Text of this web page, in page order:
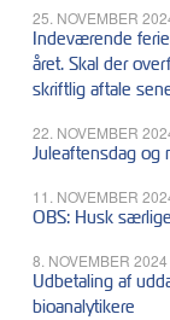
25. NOVEMBER
Indeværende
året. Skal der
skriftlig aftale
22. NOVEMBER
Juleaftensdag og
11. NOVEMBER
OBS: Husk
8. NOVEMBER 2024
Udbetaling af
bioanalytikere